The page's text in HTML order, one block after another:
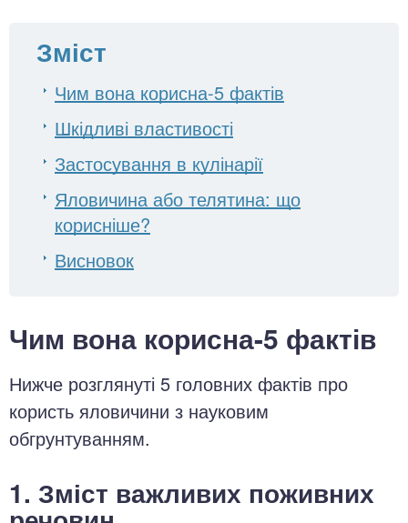
Зміст
Чим вона корисна-5 фактів
Шкідливі властивості
Застосування в кулінарії
Яловичина або телятина: що
корисніше?
Висновок
Чим вона корисна-5 фактів
Нижче розглянуті 5 головних фактів про
користь яловичини з науковим
обгрунтуванням.
1. Зміст важливих поживних